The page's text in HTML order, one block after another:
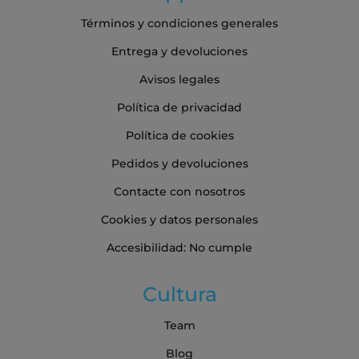
Términos y condiciones generales
Entrega y devoluciones
Avisos legales
Política de privacidad
Política de cookies
Pedidos y devoluciones
Contacte con nosotros
Cookies y datos personales
Accesibilidad: No cumple
Cultura
Team
Blog